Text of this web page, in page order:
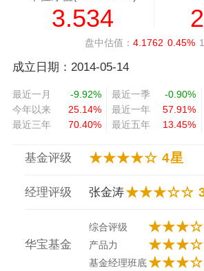
3.534
盘中估值：4.1762 0.45%
成立日期：2014-05-14
最近一月 -9.92% 最近一季 -0.90%
今年以来
25.14% 最近一年 57.91%
最近三年
70.40% 最近五年 13.45%
基金评级 ★★★★☆ 4星
经理评级 张金涛★★★☆☆ 3
华宝基金
综合评级
产品力
基金经理班底